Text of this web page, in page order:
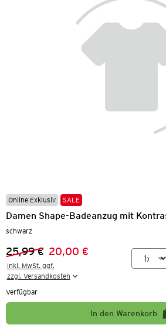
Online Exklusiv SALE
Damen Shape-Badeanzug mit
schwarz
Vorheriger Preis:
25,99 €
Neuer Preis:20,00 €
inkl. MwSt. ggf.
zzgl. Versandkosten
Verfügbar
In den Warenkorb